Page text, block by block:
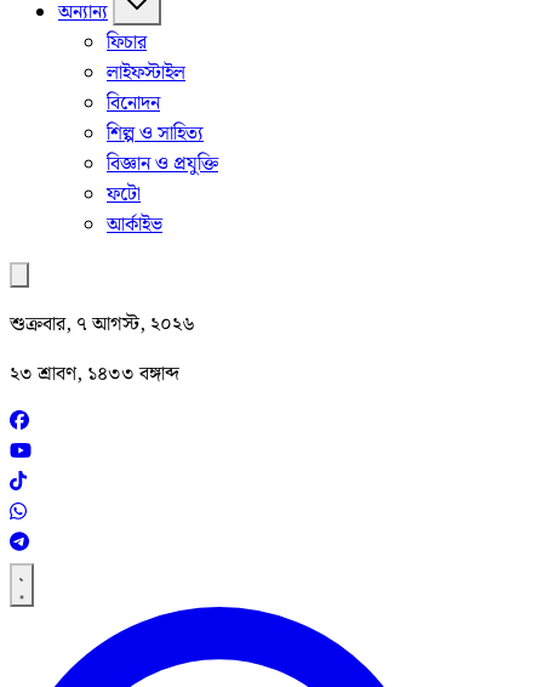
অন্যান্য
ফিচার
লাইফস্টাইল
বিনোদন
শিল্প ও সাহিত্য
বিজ্ঞান ও প্রযুক্তি
ফটো
আর্কাইভ
শুক্রবার, ৭ আগস্ট, ২০২৬
২৩ শ্রাবণ, ১৪৩৩ বঙ্গাব্দ